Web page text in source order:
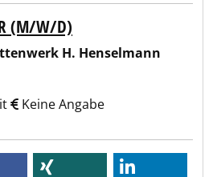
(M/W/D)
H. Henselmann
Keine Angabe